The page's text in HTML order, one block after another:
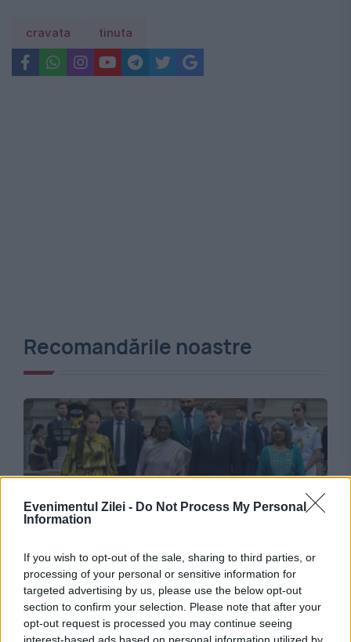
Evenimentul Zilei - Do Not Process My Personal
Information
If you wish to opt-out of the sale, sharing to third parties, or
processing of your personal or sensitive information for
targeted advertising by us, please use the below opt-out
section to confirm your selection. Please note that after your
opt-out request is processed you may continue seeing
cravata tinuta
Recomandările noastre
MONDEN
Mirabela Grădinaru, apariție de senzație la
Cotroceni. Cum a fost îmbrăcată partenera lui